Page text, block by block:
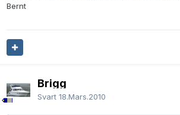
Bernt
Brigg
Svart 18.Mars.2010